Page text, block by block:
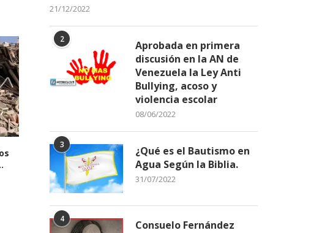
Apóstrofes
14/06/2026
Trump fija el plazo
21/12/2022
2
Aprobada en primera
discusión en la AN de
Venezuela la Ley Anti
Bullying, acoso y
violencia escolar
08/06/2022
3
¿Qué es el Bautismo en
Agua Según la Biblia.
31/07/2022
4 Consuelo Fernández